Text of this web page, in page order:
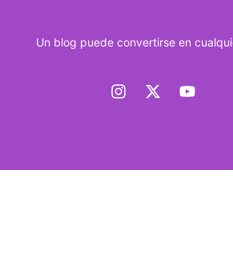
Un blog puede convertirse en